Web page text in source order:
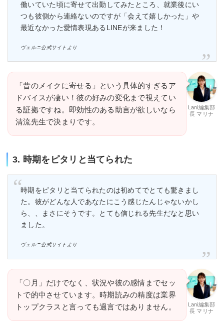
働いていた頃に寄せて出勤してみたところ、就業後にい
つも彼側から連絡ないのですが「会えて嬉しかった」や
最近なかった愛情表現あるLINEが来ました！
ヴェルニ公式サイトより
Lani編集部
長 マリナ
「昔のメイクに寄せる」という具体的すぎるア
ドバイスが凄い！彼の好みの変化まで視えてい
る証拠ですね。即効性のある助言が欲しいなら
清流先生で決まりです。
3. 時期をピタリと当てられた
時期をピタリと当てられたのは初めてでとても驚きまし
た。彼がどんな人であなたにこう感じたんじゃないかし
ら、、まさにそうです。とても信じれる先生だなと思い
ました。
ヴェルニ公式サイトより
Lani編集部
長 マリナ
「〇月」だけでなく、状況や彼の感情までセッ
トで的中させています。時期読みの精度は業界
トップクラスと言っても過言ではありません。